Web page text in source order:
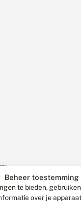
Beheer toestemming
te bieden,
over je